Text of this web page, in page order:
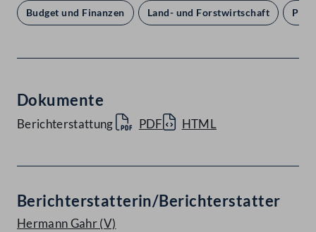
Budget und Finanzen Land- und Forstwirtschaft
Dokumente
Berichterstattung PDF HTML
Berichterstatterin/Berichterstatter
Hermann Gahr(V)